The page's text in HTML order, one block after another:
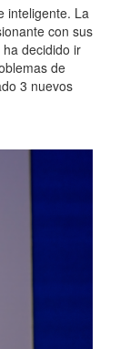
inteligente. La
con sus
decidido ir
de
3 nuevos